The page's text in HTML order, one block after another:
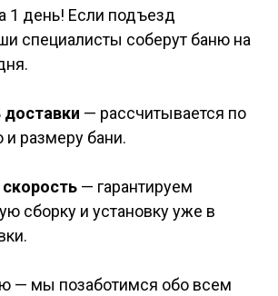
1 день! Если подъезд
специалисты соберут баню на
— рассчитывается по
и размеру бани.
— гарантируем
сборку и установку уже в
— мы позаботимся обо всем